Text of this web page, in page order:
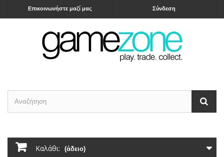
Σύνδεση
Επικοινωνήστε μαζί μας
Καλάθι: (άδειο)